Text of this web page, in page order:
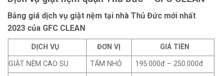
Bảng giá dịch vụ giặt nệm tại nhà Thủ Đức mới nhất
2023 của GFC CLEAN
DỊCH VỤ ĐƠN VỊ
GIÁ TIỀN
GIẶT NỆM CAO SU
TẤM NHỎ
195.000đ – 250.000đ